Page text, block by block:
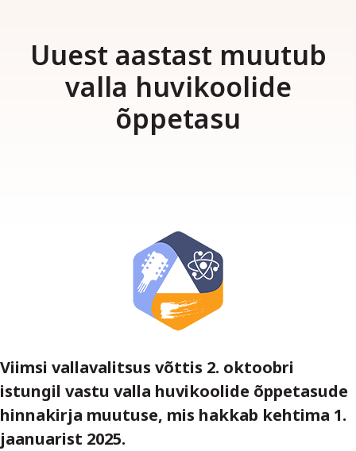
Uuest aastast muutub
valla huvikoolide
õppetasu
Viimsi vallavalitsus võttis 2. oktoobri
istungil vastu valla huvikoolide õppetasude
hinnakirja muutuse, mis hakkab kehtima 1.
jaanuarist 2025.